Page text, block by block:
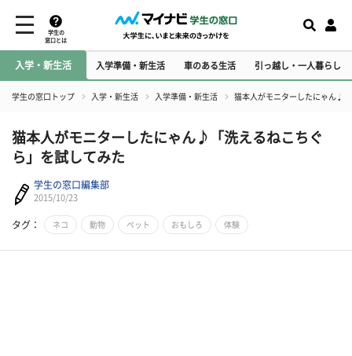
学生の
窓口とは
入学・新生活 入学準備・新生活 車のある生活 引っ越し・一人暮らし
学生の窓口トップ 入学・新生活 入学準備・新生活 猫本人がモニターしたにゃん♪
猫本人がモニターしたにゃん♪「洗えるねこちぐ
ら」を試してみた
学生の窓口編集部
2015/10/23
タグ： ネコ 動物 ペット おもしろ 体験